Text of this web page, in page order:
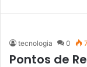
tecnologia 0
Pontos de